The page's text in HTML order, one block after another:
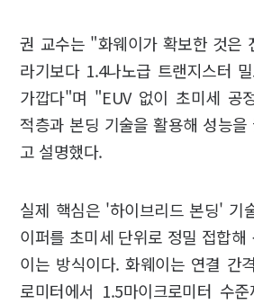
권 교수는 "화웨이가 확보한 것은
라기보다 1.4나노급 트랜지스터
가깝다"며 "EUV 없이 초미세 공
적층과 본딩 기술을 활용해 성능
고 설명했다.
실제 핵심은 '하이브리드 본딩' 기
이퍼를 초미세 단위로 정밀 접합해
이는 방식이다. 화웨이는 연결 간
로미터에서 1.5마이크로미터 수